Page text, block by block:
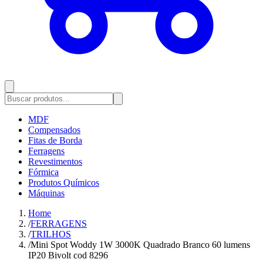
MDF
Compensados
Fitas de Borda
Ferragens
Revestimentos
Fórmica
Produtos Químicos
Máquinas
Home
/FERRAGENS
/TRILHOS
/Mini Spot Woddy 1W 3000K Quadrado Branco 60 lumens
IP20 Bivolt cod 8296